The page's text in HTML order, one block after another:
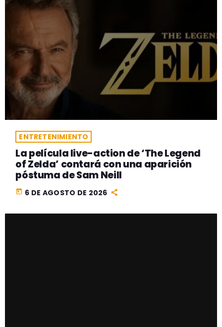
ENTRETENIMIENTO
La película live-action de ‘The Legend
of Zelda’ contará con una aparición
póstuma de Sam Neill
today 6 DE AGOSTO DE 2026